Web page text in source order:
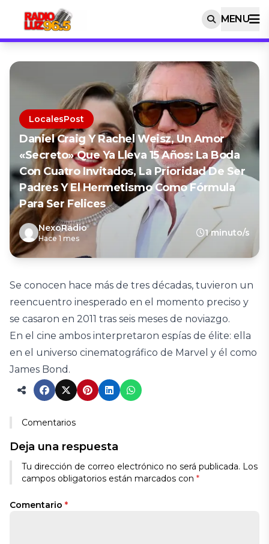
MENU
LocalesPost
Daniel Craig Y Rachel Weisz, Un Amor
«secreto» Que Ya Lleva 15 Años: La Boda
Con Cuatro Invitados, La Prioridad De Ser
Padres Y El Hermetismo Como Fórmula
Para Ser Felices
NexoRadio
Hace 1 mes
1 minuto/s
Se conocen hace más de tres décadas, tuvieron un
reencuentro inesperado en el momento preciso y
se casaron en 2011 tras seis meses de noviazgo.
En el cine ambos interpretaron espías de élite: ella
en el universo cinematográfico de Marvel y él como
James Bond.
Comentarios
Deja una respuesta
Tu dirección de correo electrónico no será publicada. Los
campos obligatorios están marcados con *
Comentario *